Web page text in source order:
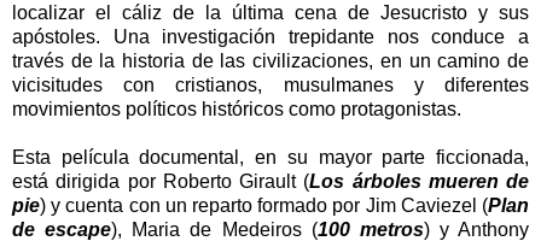
localizar el cáliz de la última cena de Jesucristo y sus
apóstoles. Una investigación trepidante nos conduce a
través de la historia de las civilizaciones, en un camino de
vicisitudes con cristianos, musulmanes y diferentes
movimientos políticos históricos como protagonistas.
Esta película documental, en su mayor parte ficcionada,
está dirigida por Roberto Girault (Los árboles mueren de
pie) y cuenta con un reparto formado por Jim Caviezel (Plan
de escape), Maria de Medeiros (100 metros) y Anthony